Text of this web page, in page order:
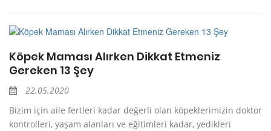
Köpek Maması Alırken Dikkat Etmeniz
Gereken 13 Şey
22.05.2020
Bizim için aile fertleri kadar değerli olan köpeklerimizin doktor
kontrolleri, yaşam alanları ve eğitimleri kadar, yedikleri